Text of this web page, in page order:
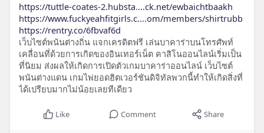
https://tuttle-coates-2.hubsta....ck.net/ewbaichtbaakh
https://www.fuckyeahfitgirls.c....om/members/shirtrubb
https://rentry.co/6fbvaf6d
เว็บไซต์พนันต่างถิ่น แจกเครดิตฟรี เล่นบาคาร่าบนโทรศัพท์
เคลื่อนที่ด้วยการเกิดของอินเทอร์เน็ต คาสิโนออนไลน์เริ่มเป็น
ที่นิยม ส่งผลให้เกิดการเปิดตัวเกมบาคาร่าออนไลน์ เว็บไซต์
พนันต่างแดน เกมไพ่ยอดฮิตเวอร์ชันดิจิทัลพวกนี้ทำให้เกิดสิ่งที่
ได้เปรียบมากไม่น้อยเลยทีเดียว
Like Comment Share